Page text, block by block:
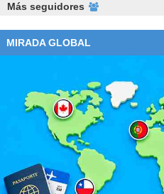
Más seguidores
MIRADA GLOBAL